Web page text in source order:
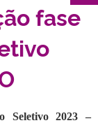
fase
Seletivo 2023 –